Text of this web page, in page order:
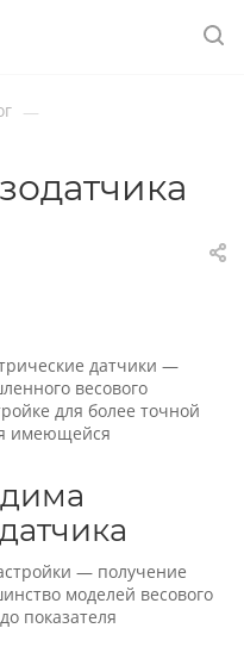
—
датчики —
весового
для более точной
имеющейся
— получение
моделей весового
показателя